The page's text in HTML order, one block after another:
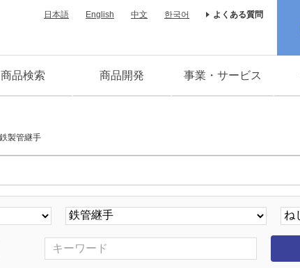
日本語 English 中文 한국어 よくある質問
商品検索 商品開発 事業・サービス
製管継手